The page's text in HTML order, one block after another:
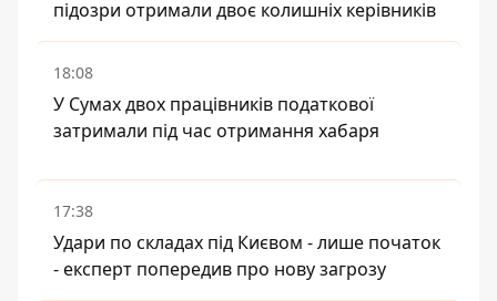
підозри отримали двоє колишніх керівників
18:08
У Сумах двох працівників податкової
затримали під час отримання хабаря
17:38
Удари по складах під Києвом - лише початок
- експерт попередив про нову загрозу